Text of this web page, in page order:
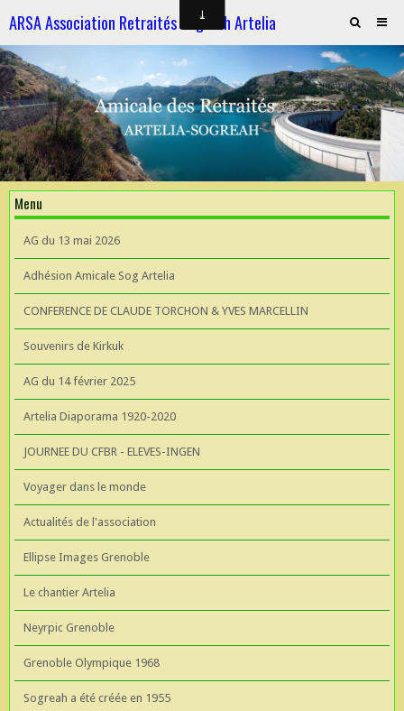
ARSA Association Retraités Sogreah Artelia
Invitation au repas le 21 novembre 2025
ARTELIA et l'Hydroélectricité
ARTELIA et l'Hydroélectricité
Souvenirs de KIrkuk
CONFERENCE DE CLAUDE TORCHON & YVES MARCELLIN A L'UIAD
AG 2026 du 13 mai
Menu
AG du 13 mai 2026
Adhésion Amicale Sog Artelia
CONFERENCE DE CLAUDE TORCHON & YVES MARCELLIN
Souvenirs de Kirkuk
AG du 14 février 2025
Artelia Diaporama 1920-2020
JOURNEE DU CFBR - ELEVES-INGEN
Voyager dans le monde
Actualités de l'association
Ellipse Images Grenoble
Le chantier Artelia
Neyrpic Grenoble
Grenoble Olympique 1968
Sogreah a été créée en 1955